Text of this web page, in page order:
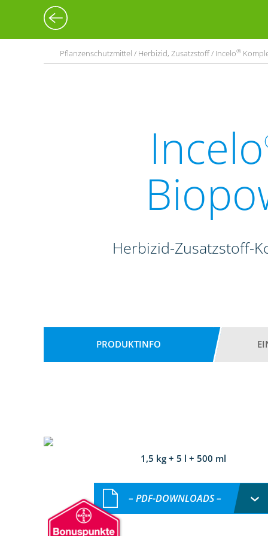
Pflanzenschutzmittel / Herbizid, Zusatzstoff / Incelo®
Incelo
Herbizid-Zusatzstoff-
PRODUKTINFO
1,5 kg + 5 l + 500 ml
– PDF-DOWNLOADS –